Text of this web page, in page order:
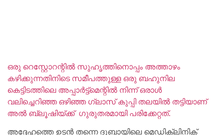
ഒരു റെസ്റ്റോറന്റിൽ സുഹൃത്തിനൊപ്പം അത്താഴം
കഴിക്കുന്നതിനിടെ സമീപത്തുള്ള ഒരു ബഹുനില
കെട്ടിടത്തിലെ അപ്പാർട്ട്മെന്റിൽ നിന്ന് ഒരാൾ
വലിച്ചെറിഞ്ഞ ഒഴിഞ്ഞ ഗ്ലാസ് കുപ്പി തലയിൽ തട്ടിയാണ്
അൽ ബ്ലൂഷിയ്ക്ക് ഗുരുതരമായി പരിക്കേറ്റത്‌.
അദ്ദേഹത്തെ ഉടൻ തന്നെ ദുബായിലെ മെഡിക്ലിനിക്